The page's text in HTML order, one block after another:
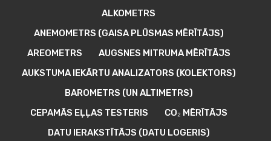
ALKOMETRS
ANEMOMETRS (GAISA PLŪSMAS MĒRĪTĀJS)
AREOMETRS
AUGSNES MITRUMA MĒRĪTĀJS
AUKSTUMA IEKĀRTU ANALIZATORS (KOLEKTORS)
BAROMETRS (UN ALTIMETRS)
CEPAMĀS EĻĻAS TESTERIS
CO₂ MĒRĪTĀJS
DATU IERAKSTĪTĀJS (DATU LOGERIS)